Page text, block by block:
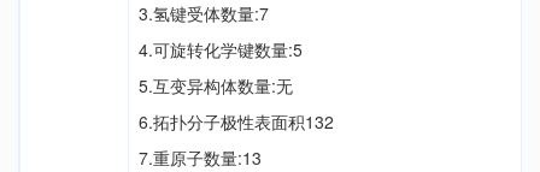
3.氢键受体数量:7
4.可旋转化学键数量:5
5.互变异构体数量:无
6.拓扑分子极性表面积132
7.重原子数量:13